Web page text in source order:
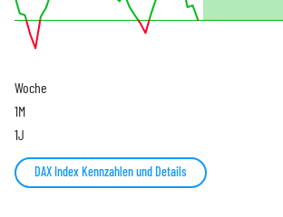
Woche
1M
1J
DAX Index Kennzahlen und Details